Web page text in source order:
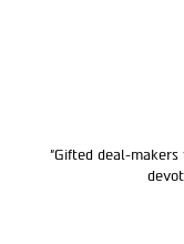
"Gifted deal-